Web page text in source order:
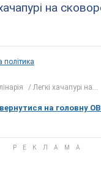
на
політика
Легкі хачапурі на...
на головну